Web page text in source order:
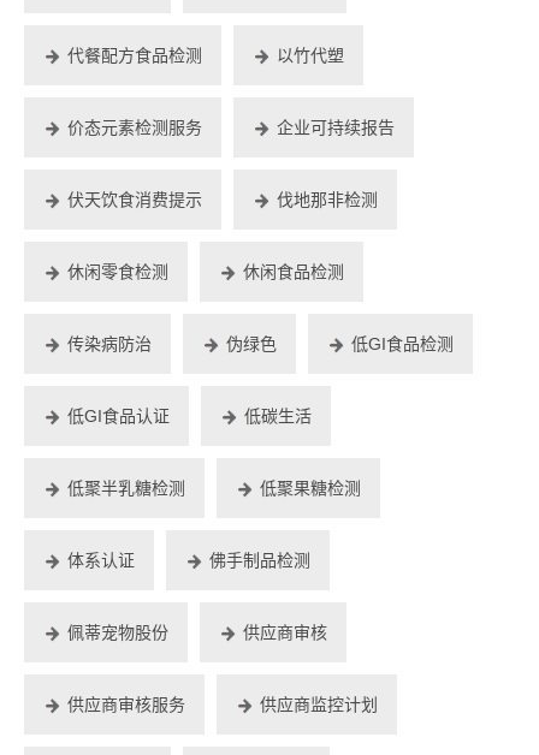
代餐配方食品检测 以竹代塑
价态元素检测服务 企业可持续报告
伏天饮食消费提示 伐地那非检测
休闲零食检测 休闲食品检测
传染病防治 伪绿色 低GI食品检测
低GI食品认证 低碳生活
低聚半乳糖检测 低聚果糖检测
体系认证 佛手制品检测
佩蒂宠物股份 供应商审核
供应商审核服务 供应商监控计划